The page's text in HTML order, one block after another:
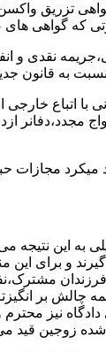
تزریق
که گواهی
نقدی
به قانون
۱۶ قانون حمایت از
میکرد
به این نتیجه
و برای این
بر
نیز
شده زوجین قید